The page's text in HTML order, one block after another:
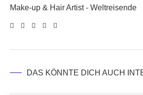
Make-up & Hair Artist - Weltreisende
DAS KÖNNTE DICH AUCH